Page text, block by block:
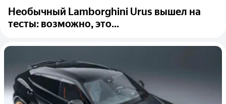
Необычный Lamborghini Urus вышел на
тесты: возможно, это...